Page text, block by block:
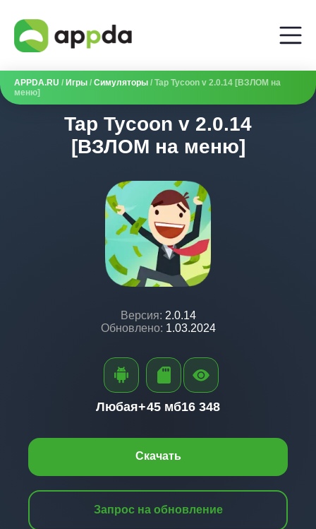
APPDA.RU / Игры / Симуляторы / Tap Tycoon v 2.0.14 [ВЗЛОМ на
меню]
Tap Tycoon v 2.0.14
[ВЗЛОМ на меню]
Версия: 2.0.14
Обновлено: 1.03.2024
Скачать
Запрос на обновление
Любая+45 мб16 348